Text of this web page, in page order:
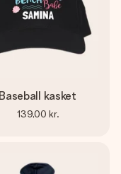
Baseball kasket
139,00 kr.